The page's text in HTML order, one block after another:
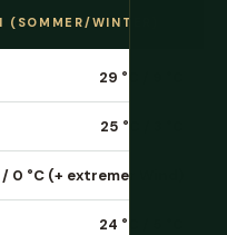
(SOMMER/WINTER)
29 °C / 9 °C
25 °C / 3 °C
/ 0 °C (+ extremer Wind)
24 °C / 5 °C